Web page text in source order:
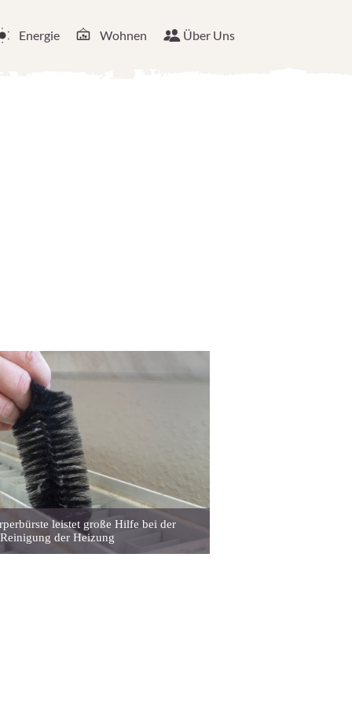
Energie Wohnen Über Uns
leistet große Hilfe bei der
Reinigung der Heizung